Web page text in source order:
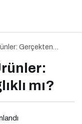
Gerçekten
mı?